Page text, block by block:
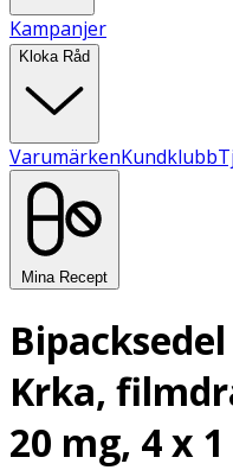
Kampanjer
Kloka Råd
VarumärkenKundklubb
Mina Recept
Krka,
20 mg, 4 x